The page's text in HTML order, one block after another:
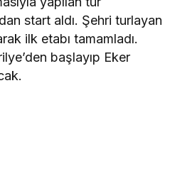
start aldı. Şehri turlayan
ilk etabı tamamladı.
başlayıp Eker